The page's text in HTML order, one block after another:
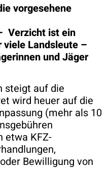
vorgesehene
Verzicht ist ein
viele Landsleute –
und Jäger
steigt auf die
wird heuer auf die
(mehr als 10
etwa KFZ-
Bewilligung von